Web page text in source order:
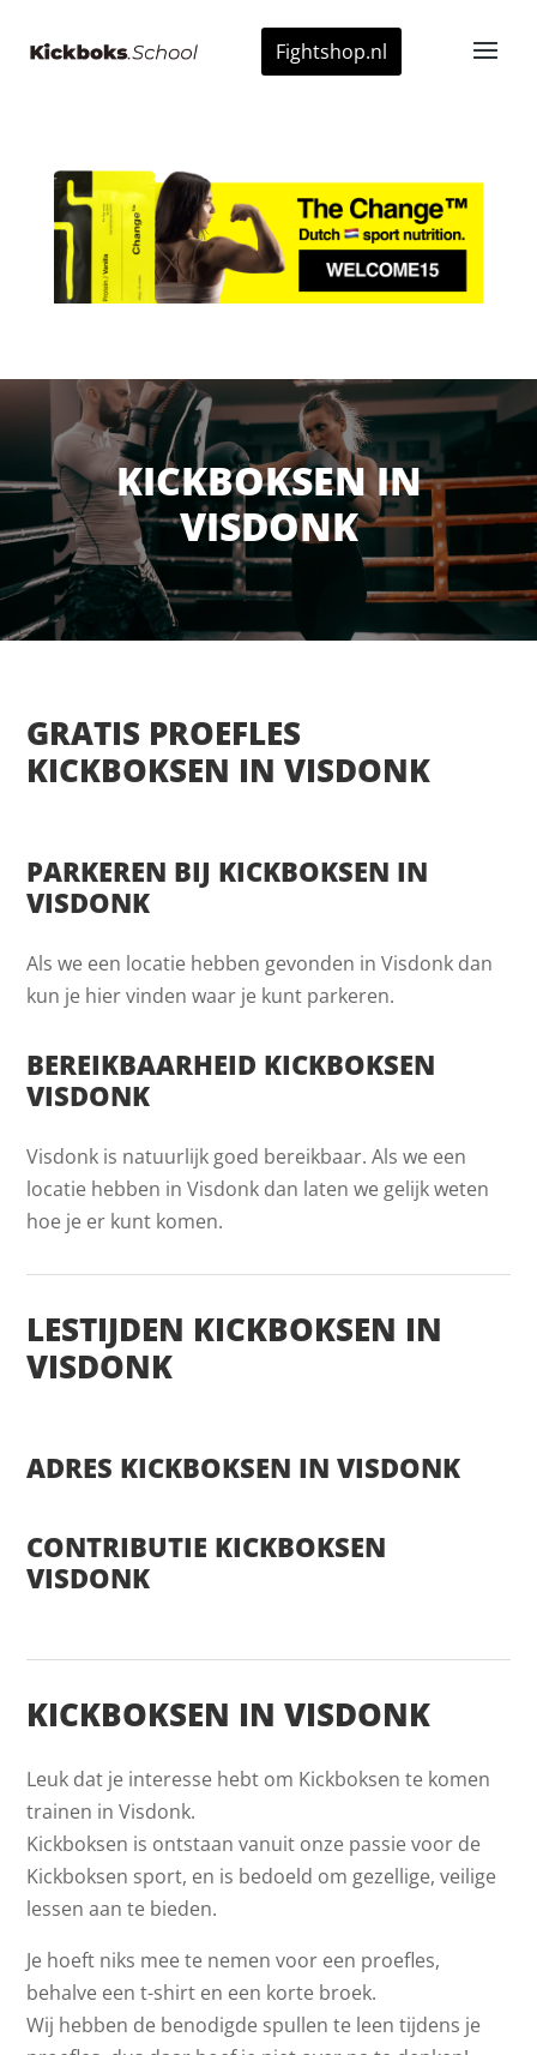
Fightshop.nl
KICKBOKSEN IN
VISDONK
GRATIS PROEFLES
KICKBOKSEN IN VISDONK
PARKEREN BIJ KICKBOKSEN IN
VISDONK
Als we een locatie hebben gevonden in Visdonk dan
kun je hier vinden waar je kunt parkeren.
BEREIKBAARHEID KICKBOKSEN
VISDONK
Visdonk is natuurlijk goed bereikbaar. Als we een
locatie hebben in Visdonk dan laten we gelijk weten
hoe je er kunt komen.
LESTIJDEN KICKBOKSEN IN
VISDONK
ADRES KICKBOKSEN IN VISDONK
CONTRIBUTIE KICKBOKSEN
VISDONK
KICKBOKSEN IN VISDONK
Leuk dat je interesse hebt om Kickboksen te komen
trainen in Visdonk.
Kickboksen is ontstaan vanuit onze passie voor de
Kickboksen sport, en is bedoeld om gezellige, veilige
lessen aan te bieden.
Je hoeft niks mee te nemen voor een proefles,
behalve een t-shirt en een korte broek.
Wij hebben de benodigde spullen te leen tijdens je